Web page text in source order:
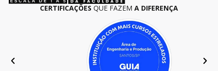
CERTIFICAÇÕES QUE FAZEM A DIFERENÇA